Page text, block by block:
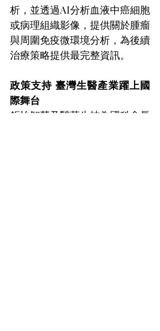
析，並透過AI分析血液中癌細胞
或病理組織影像，提供關於腫瘤
與周圍免疫微環境分析，為後續
治療策略提供最完整資訊。
政策支持 臺灣生醫產業躍上國
際舞台
鉅怡智慧及醫華生技為國科會長